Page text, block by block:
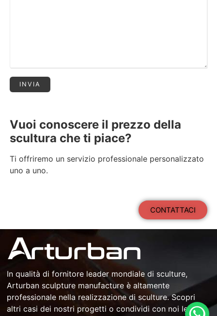
Vuoi conoscere il prezzo della
scultura che ti piace?
Ti offriremo un servizio professionale personalizzato
uno a uno.
CONTATTACI
In qualità difornitore leader mondiale di sculture,
Arturban sculpture manufacture è altamente
professionale nella realizzazione di sculture. Scopri
altri casi dei nostri progetti o condividi con noi le tue